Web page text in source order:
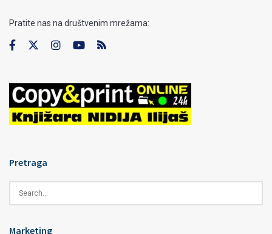
Pratite nas na društvenim mrežama:
Pretraga
Marketing